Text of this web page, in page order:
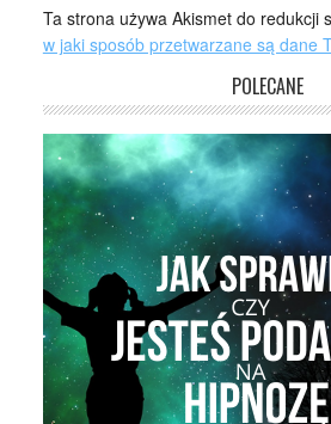
Ta strona używa Akismet do redukcji
w jaki sposób przetwarzane są dane
POLECANE